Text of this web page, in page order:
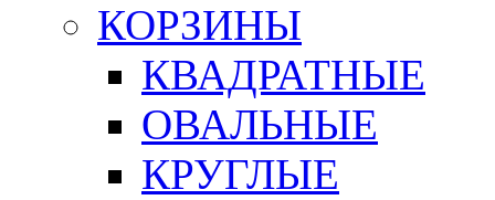
КОРЗИНЫ
КВАДРАТНЫЕ
ОВАЛЬНЫЕ
КРУГЛЫЕ